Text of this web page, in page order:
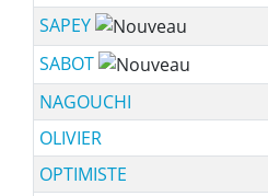
SAPEY
SABOT
NAGOUCHI
OLIVIER
OPTIMISTE